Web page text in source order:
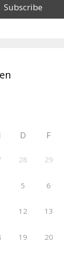
D F
28 29
5 6
12 13
19 20